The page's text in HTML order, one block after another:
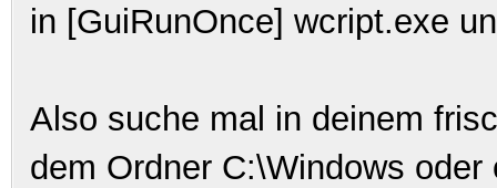
in [GuiRunOnce] wcript.exe
Also suche mal in deinem
dem Ordner C:\Windows